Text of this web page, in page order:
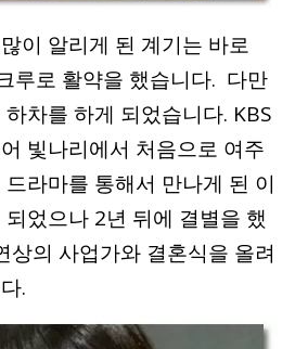
이 알리게 된 계기는 바로
루로 활약을 했습니다. 다만
차를 하게 되었습니다. KBS
빛나리에서 처음으로 여주
라마를 통해서 만나게 된 이
었으나 2년 뒤에 결별을 했
상의 사업가와 결혼식을 올려
.